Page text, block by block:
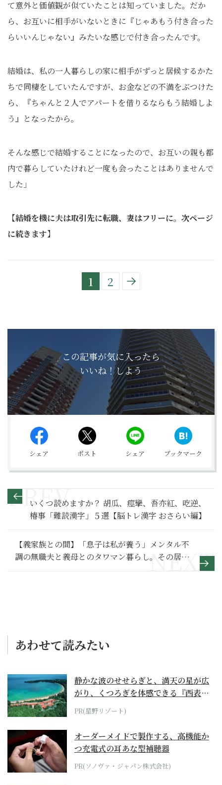
て意外と価値観が似ていたことは知っていました。だか
ら、お互いに相手がいないときに『じゃあもう付き合った
らいいんじゃない』みたいな感じで付き合ったんです。
結婚は、私の一人暮らしの家に相手がずっと居候するかた
ちで同棲をしていたんですが、お金などの不満をぶつけた
ら、『ちゃんと２人でアパートを借りるならもう結婚しよ
う』となったから。
そんな感じで結婚することになったので、お互いの親も都
内で暮らしていたけれど一度も会ったことはありませんで
した」
【結婚を機に夫は取引先に転職、妻はフリーに。次ページ
に続きます】
1 2
この記事が気に入ったら
いいね！しよう
シェア ポスト シェア ブックマーク
いくつ読めますか？ 胡瓜、痙攣、吾亦紅、吃逆、
椿事「難読漢字」５選【脳トレ漢字 おさらい編】
【義家族との間】「息子は私が養う」メンタル不
調の無職夫と義母とのタワマン暮らし。その居心
地とは～その２～
あわせて読みたい
静かな波のせせらぎと、満天の星が広
がり、くつろぎを体感できる『西表島
ホテル by...
PR(星野リゾート)
オーダーメイドで製作する、高機能か
つ充電式の耳あな型補聴器
PR(ソノヴァ・ジャパン株式会社)